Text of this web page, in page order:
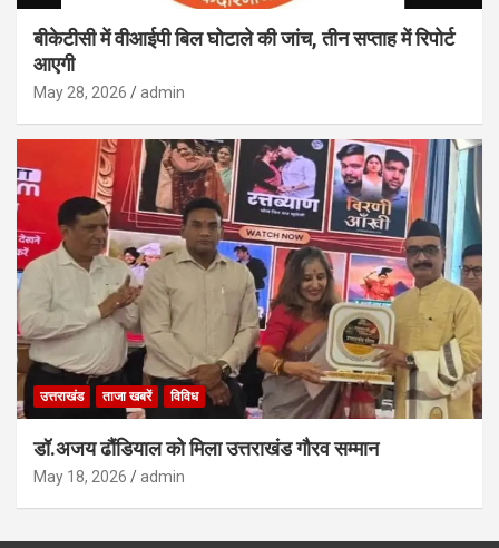
बीकेटीसी में वीआईपी बिल घोटाले की जांच, तीन सप्ताह में रिपोर्ट
आएगी
May 28, 2026 admin
उत्तराखंड ताजा खबरें विविध
डॉ.अजय ढौंडियाल को मिला उत्तराखंड गौरव सम्मान
May 18, 2026 admin